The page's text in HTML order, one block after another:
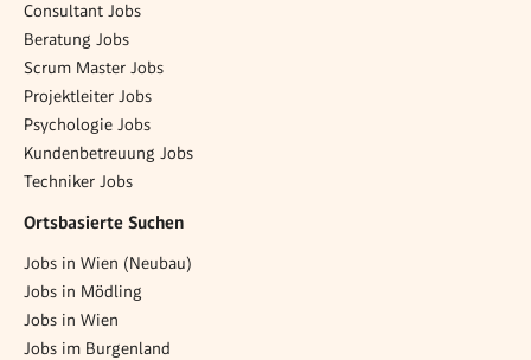
Consultant Jobs
Beratung Jobs
Scrum Master Jobs
Projektleiter Jobs
Psychologie Jobs
Kundenbetreuung Jobs
Techniker Jobs
Ortsbasierte Suchen
Jobs in Wien (Neubau)
Jobs in Mödling
Jobs in Wien
Jobs im Burgenland